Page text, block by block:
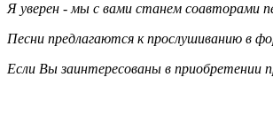
Я уверен - мы с вами станем соавторами
Песни предлагаются к прослушиванию в
Если Вы заинтересованы в приобретении